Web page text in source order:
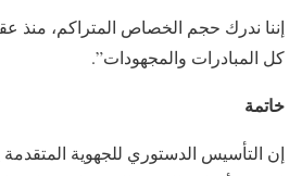
إننا ندرك حجم الخصاص المتراكم، منذ
كل المبادرات والمجهودات”.
خاتمة
إن التأسيس الدستوري للجهوية المتقدمة